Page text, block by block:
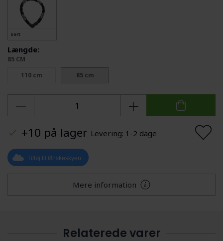
Sort
Længde:
85 CM
110 cm
85 cm
+10 på lager Levering: 1-2 dage
Tilføj til Ønskeskyen
Mere information
Relaterede varer